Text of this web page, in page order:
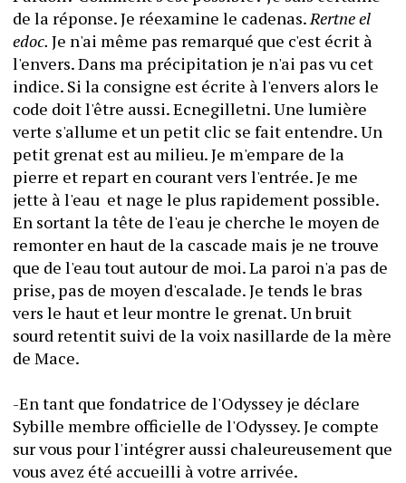
de la réponse. Je réexamine le cadenas. Rertne el
edoc. Je n'ai même pas remarqué que c'est écrit à
l'envers. Dans ma précipitation je n'ai pas vu cet
indice. Si la consigne est écrite à l'envers alors le
code doit l'être aussi. Ecnegilletni. Une lumière
verte s'allume et un petit clic se fait entendre. Un
petit grenat est au milieu. Je m'empare de la
pierre et repart en courant vers l'entrée. Je me
jette à l'eau  et nage le plus rapidement possible.
En sortant la tête de l'eau je cherche le moyen de
remonter en haut de la cascade mais je ne trouve
que de l'eau tout autour de moi. La paroi n'a pas de
prise, pas de moyen d'escalade. Je tends le bras
vers le haut et leur montre le grenat. Un bruit
sourd retentit suivi de la voix nasillarde de la mère
-En tant que fondatrice de l'Odyssey je déclare
Sybille membre officielle de l'Odyssey. Je compte
sur vous pour l'intégrer aussi chaleureusement que
vous avez été accueilli à votre arrivée.